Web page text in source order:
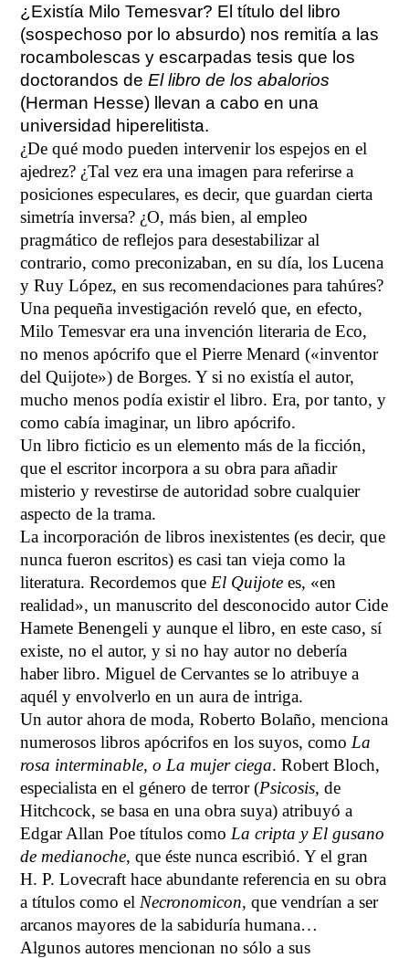
¿Existía Milo Temesvar? El título del libro
(sospechoso por lo absurdo) nos remitía a las
rocambolescas y escarpadas tesis que los
doctorandos deEl libro de los abalorios
(Herman Hesse) llevan a cabo en una
universidad hiperelitista.
¿De qué modo pueden intervenir los espejos en el
ajedrez? ¿Tal vez era una imagen para referirse a
posiciones especulares, es decir, que guardan cierta
simetría inversa? ¿O, más bien, al empleo
pragmático de reflejos para desestabilizar al
contrario, como preconizaban, en su día, los Lucena
y Ruy López, en sus recomendaciones para tahúres?
Una pequeña investigación reveló que, en efecto,
Milo Temesvar era una invención literaria de Eco,
no menos apócrifo que el Pierre Menard («inventor
del Quijote») de Borges. Y si no existía el autor,
mucho menos podía existir el libro. Era, por tanto, y
como cabía imaginar, un libro apócrifo.
Un libro ficticio es un elemento más de la ficción,
que el escritor incorpora a su obra para añadir
misterio y revestirse de autoridad sobre cualquier
aspecto de la trama.
La incorporación de libros inexistentes (es decir, que
nunca fueron escritos) es casi tan vieja como la
literatura. Recordemos que El Quijotees, «en
realidad», un manuscrito del desconocido autor Cide
Hamete Benengeli y aunque el libro, en este caso, sí
existe, no el autor, y si no hay autor no debería
haber libro. Miguel de Cervantes se lo atribuye a
aquél y envolverlo en un aura de intriga.
Un autor ahora de moda, Roberto Bolaño, menciona
numerosos libros apócrifos en los suyos, como La
rosa interminable, o La mujer ciega. Robert Bloch,
especialista en el género de terror (Psicosis,de
Hitchcock, se basa en una obra suya) atribuyó a
Edgar Allan Poe títulos como La cripta y El gusano
de medianoche, que éste nunca escribió. Y el gran
H. P. Lovecraft hace abundante referencia en su obra
a títulos como el Necronomicon, que vendrían a ser
arcanos mayores de la sabiduría humana…
Algunos autores mencionan no sólo a sus